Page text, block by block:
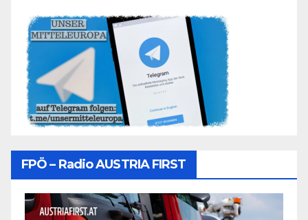
FPÖ – Radio AUSTRIA FIRST